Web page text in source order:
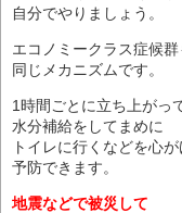
自分でやりましょう。
エコノミークラス症候群
同じメカニズムです。
1時間ごとに立ち上がっ
水分補給をしてまめに
トイレに行くなどを心
予防できます。
地震などで被災して